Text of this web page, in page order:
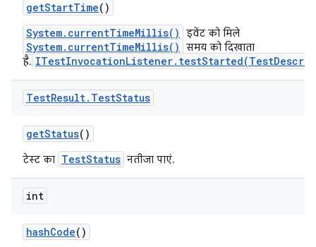
getStartTime()
System.currentTimeMillis()
इवेंट को मिले
System.currentTimeMillis()
समय को दिखाता
है.
TestResult. TestStatus
getStatus()
टेस्ट का TestStatus नतीजा पाएं.
int
hashCode()